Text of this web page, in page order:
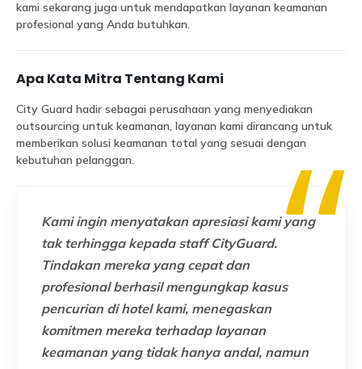
kami sekarang juga untuk mendapatkan layanan keamanan
profesional yang Anda butuhkan.
Apa Kata Mitra Tentang Kami
City Guard hadir sebagai perusahaan yang menyediakan
outsourcing untuk keamanan, layanan kami dirancang untuk
memberikan solusi keamanan total yang sesuai dengan
kebutuhan pelanggan.
Kami ingin menyatakan apresiasi kami yang
tak terhingga kepada staff CityGuard.
Tindakan mereka yang cepat dan
profesional berhasil mengungkap kasus
pencurian di hotel kami, menegaskan
komitmen mereka terhadap layanan
keamanan yang tidak hanya andal, namun